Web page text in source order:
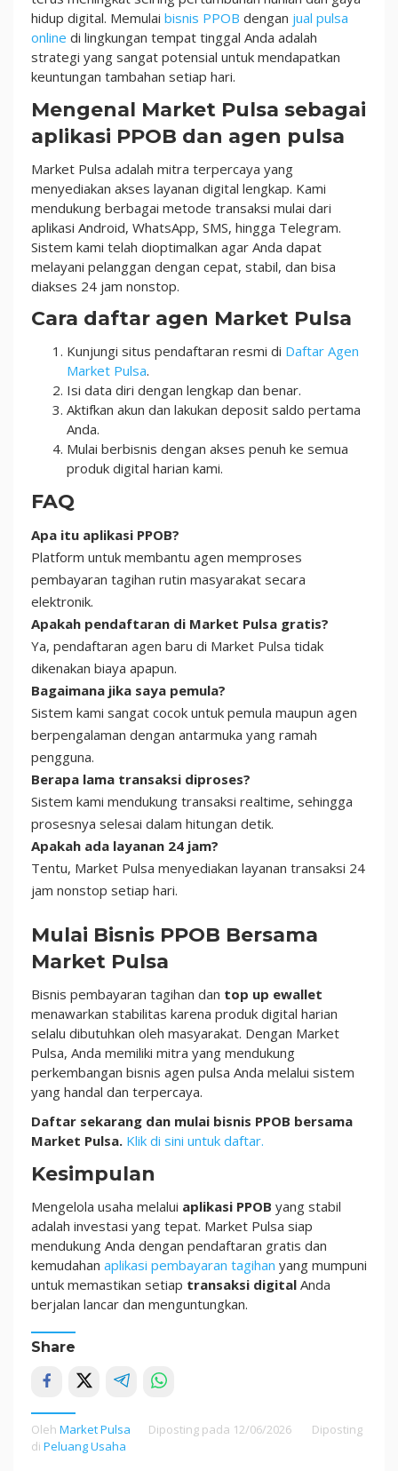
hidup digital. Memulai bisnis PPOB dengan jual pulsa
online di lingkungan tempat tinggal Anda adalah
strategi yang sangat potensial untuk mendapatkan
keuntungan tambahan setiap hari.
Mengenal Market Pulsa sebagai
aplikasi PPOB dan agen pulsa
Market Pulsa adalah mitra terpercaya yang
menyediakan akses layanan digital lengkap. Kami
mendukung berbagai metode transaksi mulai dari
aplikasi Android, WhatsApp, SMS, hingga Telegram.
Sistem kami telah dioptimalkan agar Anda dapat
melayani pelanggan dengan cepat, stabil, dan bisa
diakses 24 jam nonstop.
Cara daftar agen Market Pulsa
Kunjungi situs pendaftaran resmi di Daftar Agen
Market Pulsa.
Isi data diri dengan lengkap dan benar.
Aktifkan akun dan lakukan deposit saldo pertama
Anda.
Mulai berbisnis dengan akses penuh ke semua
produk digital harian kami.
FAQ
Apa itu aplikasi PPOB?
Platform untuk membantu agen memproses
pembayaran tagihan rutin masyarakat secara
elektronik.
Apakah pendaftaran di Market Pulsa gratis?
Ya, pendaftaran agen baru di Market Pulsa tidak
dikenakan biaya apapun.
Bagaimana jika saya pemula?
Sistem kami sangat cocok untuk pemula maupun agen
berpengalaman dengan antarmuka yang ramah
pengguna.
Berapa lama transaksi diproses?
Sistem kami mendukung transaksi realtime, sehingga
prosesnya selesai dalam hitungan detik.
Apakah ada layanan 24 jam?
Tentu, Market Pulsa menyediakan layanan transaksi 24
jam nonstop setiap hari.
Mulai Bisnis PPOB Bersama
Market Pulsa
Bisnis pembayaran tagihan dan top up ewallet
menawarkan stabilitas karena produk digital harian
selalu dibutuhkan oleh masyarakat. Dengan Market
Pulsa, Anda memiliki mitra yang mendukung
perkembangan bisnis agen pulsa Anda melalui sistem
yang handal dan terpercaya.
Daftar sekarang dan mulai bisnis PPOB bersama
Market Pulsa. Klik di sini untuk daftar.
Kesimpulan
Mengelola usaha melalui aplikasi PPOB yang stabil
adalah investasi yang tepat. Market Pulsa siap
mendukung Anda dengan pendaftaran gratis dan
kemudahan aplikasi pembayaran tagihan yang mumpuni
untuk memastikan setiap transaksi digital Anda
berjalan lancar dan menguntungkan.
Share
Oleh Market Pulsa Diposting pada 12/06/2026
Diposting
di Peluang Usaha